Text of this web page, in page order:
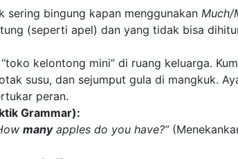
sering bingung kapan menggunakan Much/
(seperti apel) dan yang tidak bisa
kelontong mini” di ruang keluarga.
susu, dan sejumput gula di mangkuk.
peran.
Grammar):
manyapples do you have?”